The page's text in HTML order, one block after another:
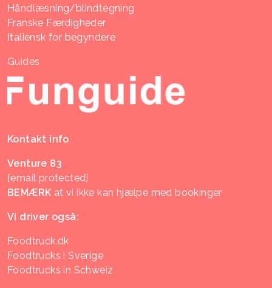
Håndlæsning/blindtegning
Franske Færdigheder
Italiensk for begyndere
Guides
Kontakt info
Venture 83
[email protected]
BEMÆRK at vi ikke kan hjælpe med bookinger
Vi driver også:
Foodtruck.dk
Foodtrucks i Sverige
Foodtrucks in Schweiz